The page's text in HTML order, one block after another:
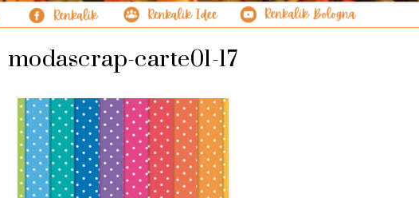
modascrap-carte01-17